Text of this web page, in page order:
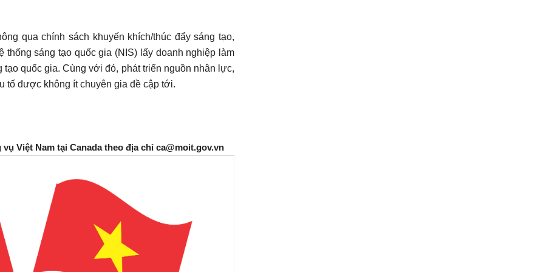
qua chính sách khuyến khích/thúc đẩy sáng tạo,
sáng tạo quốc gia (NIS) lấy doanh nghiệp làm
quốc gia. Cùng với đó, phát triển nguồn nhân lực,
tố được không ít chuyên gia đề cập tới.
Việt Nam tại Canada theo địa chỉ ca@moit.gov.vn